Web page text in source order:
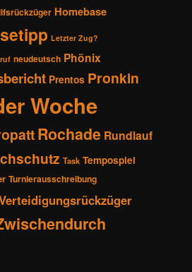
Homebase
Letzter Zug?
neudeutsch Phönix
Prentos Pronkin
Woche
Rochade Rundlauf
Task Tempospiel
Turnierausschreibung